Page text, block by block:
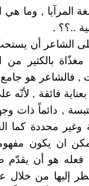
المرآيا , وما هي
..؟؟ .
الشاعر أن يستحثّ
بالكثير من
, فالشاعر هو
فائقة ,
, دائماً ذات
محددة كما
ان يكون
فعله هو أن يقدّم
إليها من خلال